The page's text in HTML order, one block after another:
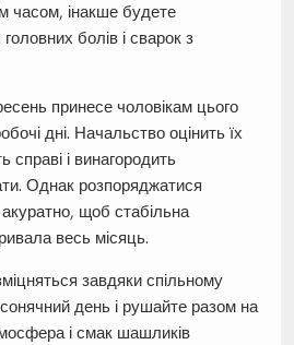
часом, інакше будете
болів і сварок з
принесе чоловікам цього
дні. Начальство оцінить їх
справі і винагородить
Однак розпоряджатися
щоб стабільна
весь місяць.
завдяки спільному
день і рушайте разом на
і смак шашликів